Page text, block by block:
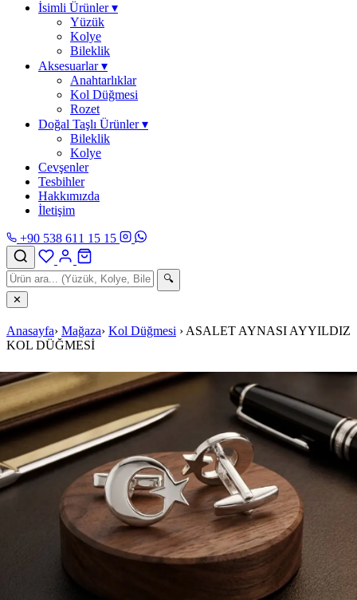
İsimli Ürünler▾
Yüzük
Kolye
Bileklik
Aksesuarlar▾
Anahtarlıklar
Kol Düğmesi
Rozet
Doğal Taşlı Ürünler▾
Bileklik
Kolye
Cevşenler
Tesbihler
Hakkımızda
İletişim
+90 538 611 15 15
🔍
✕
Anasayfa› Mağaza› Kol Düğmesi › ASALET AYNASI AYYILDIZ
KOL DÜĞMESİ